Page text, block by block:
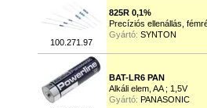
100.271.97
825R 0,1%
Precíziós ellenállás,
Gyártó: SYNTON
BAT-LR6 PAN
Alkáli elem, AA ; 1,5V
Gyártó: PANASONIC